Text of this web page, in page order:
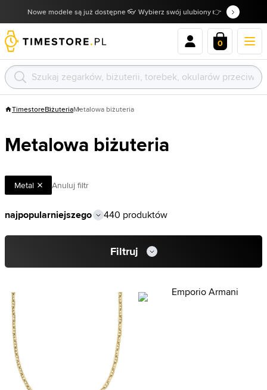
Nowe modele są już dostępne 👓 Wybierz swój ulubiony 👉
0
TimestoreBiżuteriaMetalowa biżuteria
Metalowa biżuteria
Metal Anuluj filtr
440 produktów
Filtruj